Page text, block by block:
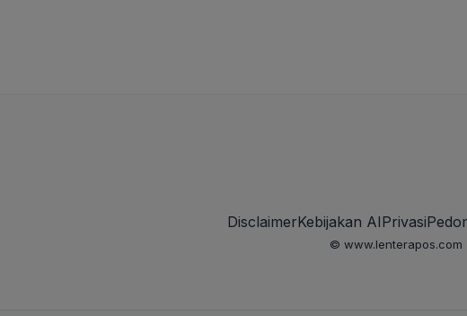
DisclaimerKebijakan AIPrivasi
© www.lenterapos.com